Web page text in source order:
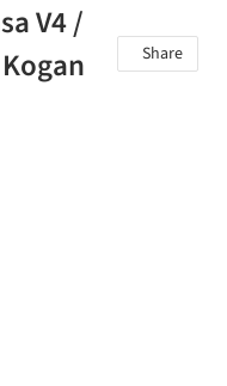
V4 /
Share